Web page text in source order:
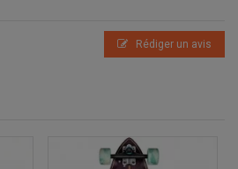
Rédiger un avis